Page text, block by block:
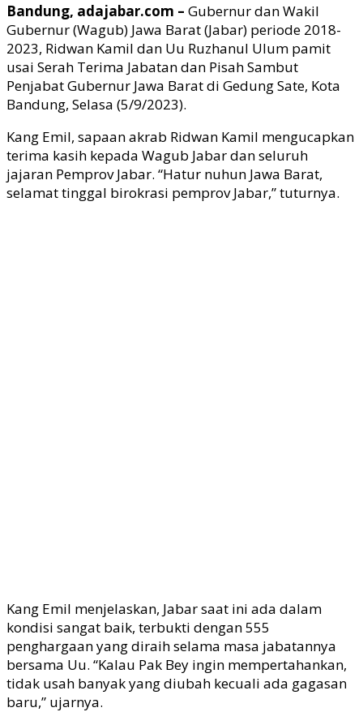
Bandung, adajabar.com – Gubernur dan Wakil
Gubernur (Wagub) Jawa Barat (Jabar) periode 2018-
2023, Ridwan Kamil dan Uu Ruzhanul Ulum pamit
usai Serah Terima Jabatan dan Pisah Sambut
Penjabat Gubernur Jawa Barat di Gedung Sate, Kota
Bandung, Selasa (5/9/2023).
Kang Emil, sapaan akrab Ridwan Kamil mengucapkan
terima kasih kepada Wagub Jabar dan seluruh
jajaran Pemprov Jabar. “Hatur nuhun Jawa Barat,
selamat tinggal birokrasi pemprov Jabar,” tuturnya.
Kang Emil menjelaskan, Jabar saat ini ada dalam
kondisi sangat baik, terbukti dengan 555
penghargaan yang diraih selama masa jabatannya
bersama Uu. “Kalau Pak Bey ingin mempertahankan,
tidak usah banyak yang diubah kecuali ada gagasan
baru,” ujarnya.